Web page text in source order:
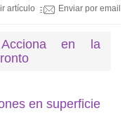
artículo Enviar por email
en la
en superficie